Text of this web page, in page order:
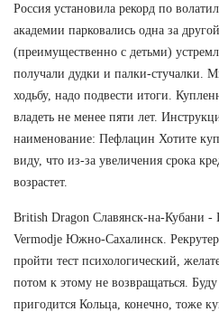
Россия установила рекорд по
академии парковались одна за
(преимущественно с детьми)
получали дудки и палки-стучалки.
ходьбу, надо подвести итоги.
владеть не менее пяти лет.
наименование: Пефлацин Хотите
виду, что из-за увеличения срока
возрастет.
British Dragon Славянск-на-Кубани -
Vermodje Южно-Сахалинск.
пройти тест психологический,
потом к этому не возвращаться.
пригодится Кольца, конечно, тоже